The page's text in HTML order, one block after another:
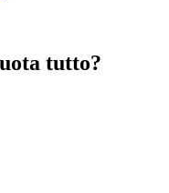
tutto?